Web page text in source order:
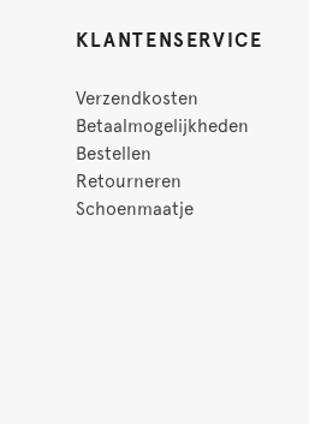
KLANTENSERVICE
Verzendkosten
Betaalmogelijkheden
Bestellen
Retourneren
Schoenmaatje